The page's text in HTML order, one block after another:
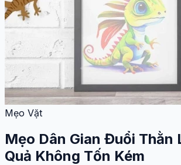
Mẹo Vặt
Mẹo Dân Gian Đuổi Thằn
Quả Không Tốn Kém